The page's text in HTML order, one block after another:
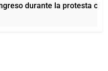
durante la protesta